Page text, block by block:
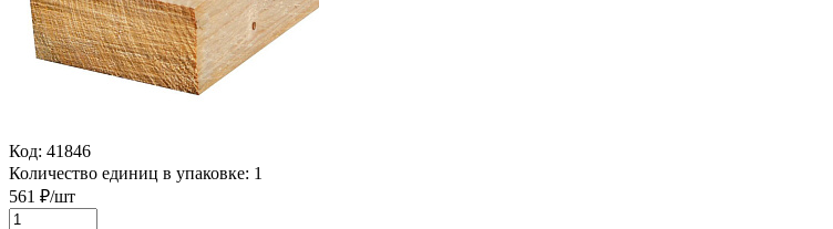
Код: 41846
Количество единиц в упаковке: 1
561 ₽/шт